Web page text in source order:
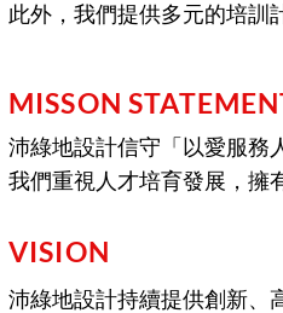
此外，我們提供多元的培訓
MISSON
沛綠地設計信守「以愛服務
我們重視人才培育發展，擁
VISION
沛綠地設計持續提供創新、